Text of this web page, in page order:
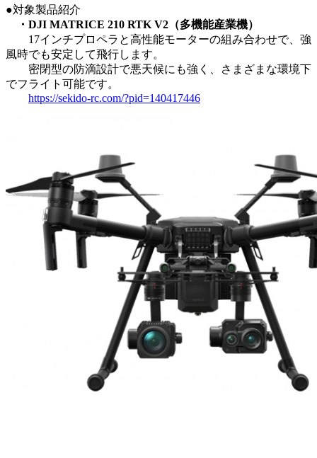
●対象製品紹介
・DJI MATRICE 210 RTK V2（多機能産業機）
17インチプロペラと高性能モーターの組み合わせで、強
風時でも安定して飛行します。
密閉型の防滴設計で悪天候にも強く、さまざまな環境下
でフライト可能です。
https://sekido-rc.com/?pid=140417446